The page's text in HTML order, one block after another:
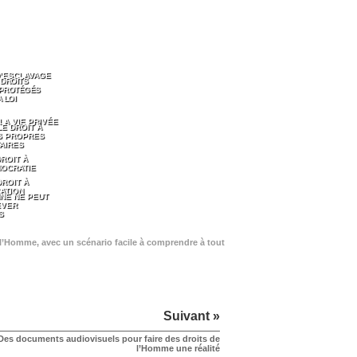
LOI
VIE PRIVÉE
DROIT À
PROPRES
À
À
NE PEUT
avec un scénario facile à comprendre à tout
Suivant »
documents audiovisuels pour faire des droits de
l’Homme une réalité